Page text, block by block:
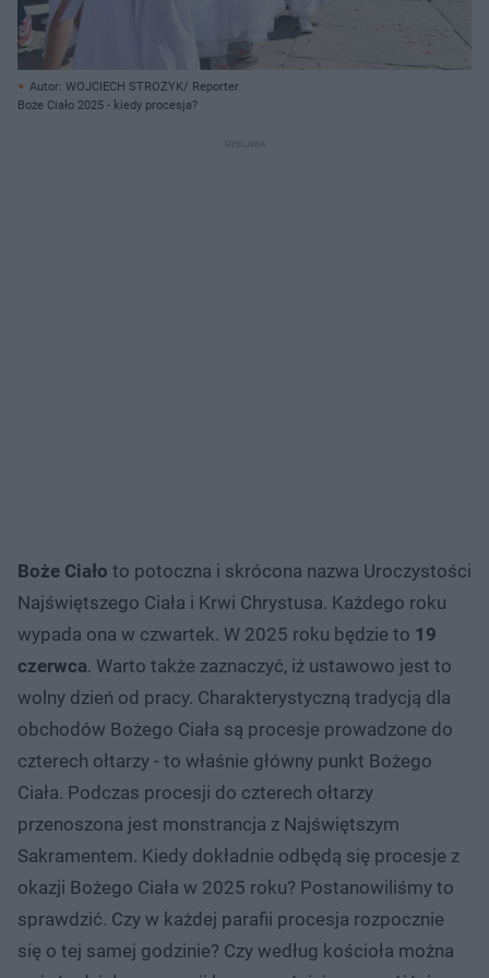
Autor: WOJCIECH STROZYK/ Reporter
Boże Ciało 2025 - kiedy procesja?
Boże Ciało to potoczna i skrócona nazwa Uroczystości
Najświętszego Ciała i Krwi Chrystusa. Każdego roku
wypada ona w czwartek. W 2025 roku będzie to 19
czerwca. Warto także zaznaczyć, iż ustawowo jest to
wolny dzień od pracy. Charakterystyczną tradycją dla
obchodów Bożego Ciała są procesje prowadzone do
czterech ołtarzy - to właśnie główny punkt Bożego
Ciała. Podczas procesji do czterech ołtarzy
przenoszona jest monstrancja z Najświętszym
Sakramentem. Kiedy dokładnie odbędą się procesje z
okazji Bożego Ciała w 2025 roku? Postanowiliśmy to
sprawdzić. Czy w każdej parafii procesja rozpocznie
się o tej samej godzinie? Czy według kościoła można